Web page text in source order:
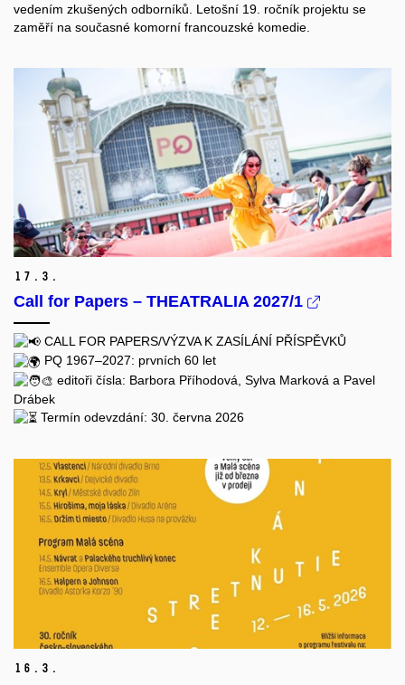
vedením zkušených odborníků. Letošní 19. ročník projektu se
zaměří na současné komorní francouzské komedie.
17. 3.
Call for Papers – THEATRALIA 2027/1
CALL FOR PAPERS/VÝZVA K ZASÍLÁNÍ PŘÍSPĚVKŮ
PQ 1967–2027: prvních 60 let
editoři čísla: Barbora Příhodová, Sylva Marková a Pavel
Drábek
Termín odevzdání: 30. června 2026
16. 3.